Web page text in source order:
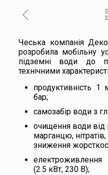
Чеська компанія
розробила мобільну
підземні води до
технічними
продуктивність 1
бар;
самозабір води з
очищення води від
марганцю,
зниження
електроживлення
(2.5 кВт, 230 В);